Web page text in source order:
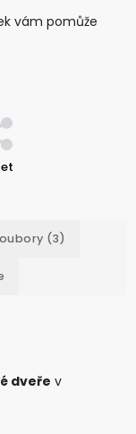
vám pomůže
(3)
dveře v